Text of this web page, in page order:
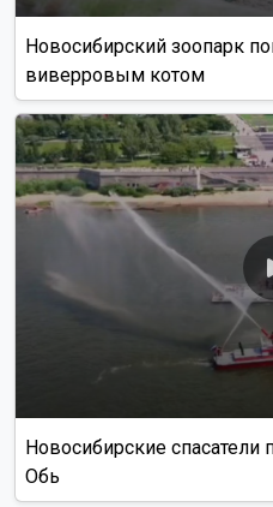
Новосибирский зоопарк
виверровым котом
Новосибирские спасатели
Обь